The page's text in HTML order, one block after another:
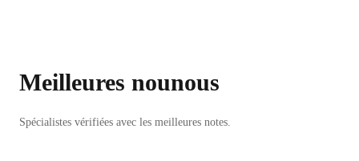
Meilleures nounous
Spécialistes vérifiées avec les meilleures notes.